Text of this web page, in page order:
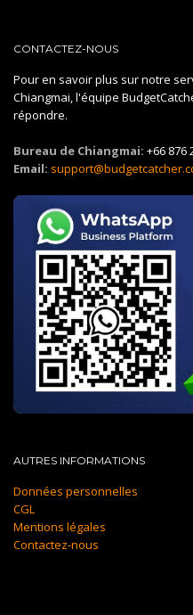
CONTACTEZ-NOUS
Pour en savoir plus sur notre
Chiangmai, l'équipe
répondre.
Bureau de Chiangmai: +66 876
Email:
AUTRES INFORMATIONS
Données personnelles
CGL
Mentions légales
Contactez-nous